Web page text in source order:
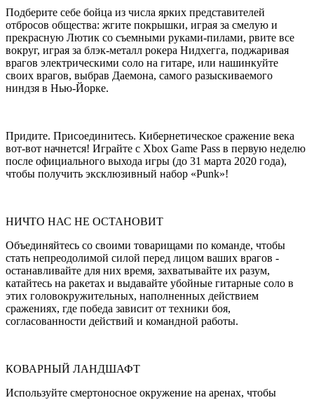
Подберите себе бойца из числа ярких представителей
отбросов общества: жгите покрышки, играя за смелую и
прекрасную Лютик со съемными руками-пилами, рвите все
вокруг, играя за блэк-металл рокера Нидхегга, поджаривая
врагов электрическими соло на гитаре, или нашинкуйте
своих врагов, выбрав Даемона, самого разыскиваемого
ниндзя в Нью-Йорке.
Придите. Присоединитесь. Кибернетическое сражение века
вот-вот начнется! Играйте с Xbox Game Pass в первую неделю
после официального выхода игры (до 31 марта 2020 года),
чтобы получить эксклюзивный набор «Punk»!
НИЧТО НАС НЕ ОСТАНОВИТ
Объединяйтесь со своими товарищами по команде, чтобы
стать непреодолимой силой перед лицом ваших врагов -
останавливайте для них время, захватывайте их разум,
катайтесь на ракетах и выдавайте убойные гитарные соло в
этих головокружительных, наполненных действием
сражениях, где победа зависит от техники боя,
согласованности действий и командной работы.
КОВАРНЫЙ ЛАНДШАФТ
Используйте смертоносное окружение на аренах, чтобы